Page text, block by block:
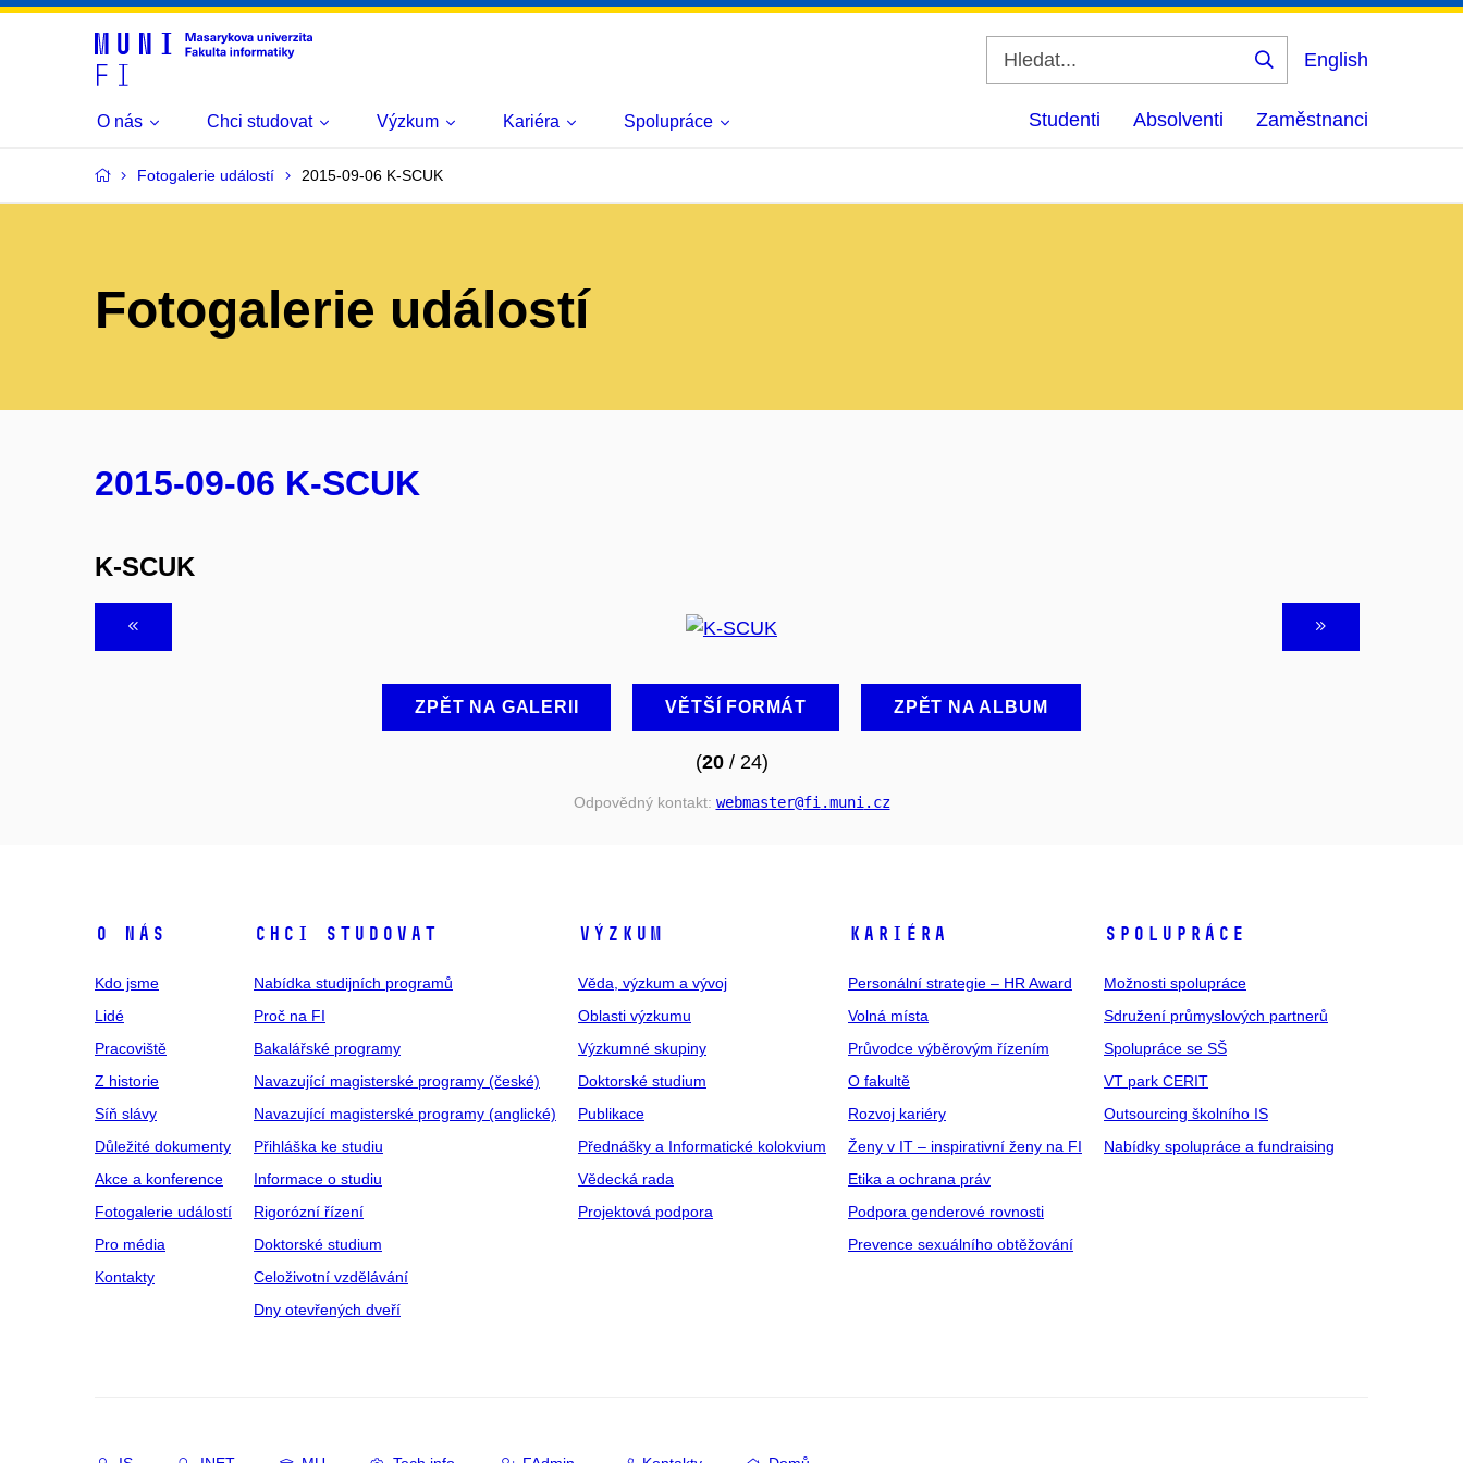
Vyhledat
English
O nás Chci studovat Výzkum Kariéra Spolupráce Studenti Absolventi Zaměstnanci
Fotogalerie událostí 2015-09-06 K-SCUK
Fotogalerie událostí
2015-09-06 K-SCUK
K-SCUK
ZPĚT NA GALERII VĚTŠÍ FORMÁT ZPĚT NA ALBUM
(20/ 24)
Odpovědný kontakt: webmaster@fi .muni .cz
O NÁS
Kdo jsme
Lidé
Pracoviště
Z historie
Síň slávy
Důležité dokumenty
Akce a konference
Fotogalerie událostí
Pro média
Kontakty
CHCI STUDOVAT
Nabídka studijních programů
Proč na FI
Bakalářské programy
Navazující magisterské programy (české)
Navazující magisterské programy (anglické)
Přihláška ke studiu
Informace o studiu
Rigorózní řízení
Doktorské studium
Celoživotní vzdělávání
Dny otevřených dveří
VÝZKUM
Věda, výzkum a vývoj
Oblasti výzkumu
Výzkumné skupiny
Doktorské studium
Publikace
Přednášky a Informatické kolokvium
Vědecká rada
Projektová podpora
KARIÉRA
Personální strategie – HR Award
Volná místa
Průvodce výběrovým řízením
O fakultě
Rozvoj kariéry
Ženy v IT – inspirativní ženy na FI
Etika a ochrana práv
Podpora genderové rovnosti
Prevence sexuálního obtěžování
SPOLUPRÁCE
Možnosti spolupráce
Sdružení průmyslových partnerů
Spolupráce se SŠ
VT park CERIT
Outsourcing školního IS
Nabídky spolupráce a fundraising